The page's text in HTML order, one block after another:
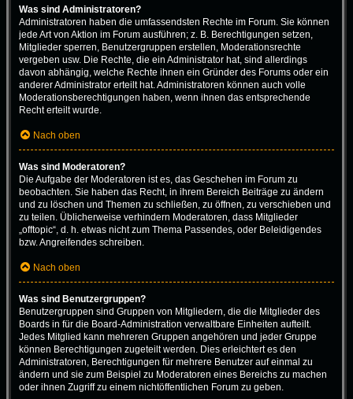
Was sind Administratoren?
Administratoren haben die umfassendsten Rechte im Forum. Sie können
jede Art von Aktion im Forum ausführen; z. B. Berechtigungen setzen,
Mitglieder sperren, Benutzergruppen erstellen, Moderationsrechte
vergeben usw. Die Rechte, die ein Administrator hat, sind allerdings
davon abhängig, welche Rechte ihnen ein Gründer des Forums oder ein
anderer Administrator erteilt hat. Administratoren können auch volle
Moderationsberechtigungen haben, wenn ihnen das entsprechende
Recht erteilt wurde.
Nach oben
Was sind Moderatoren?
Die Aufgabe der Moderatoren ist es, das Geschehen im Forum zu
beobachten. Sie haben das Recht, in ihrem Bereich Beiträge zu ändern
und zu löschen und Themen zu schließen, zu öffnen, zu verschieben und
zu teilen. Üblicherweise verhindern Moderatoren, dass Mitglieder
„offtopic“, d. h. etwas nicht zum Thema Passendes, oder Beleidigendes
bzw. Angreifendes schreiben.
Nach oben
Was sind Benutzergruppen?
Benutzergruppen sind Gruppen von Mitgliedern, die die Mitglieder des
Boards in für die Board-Administration verwaltbare Einheiten aufteilt.
Jedes Mitglied kann mehreren Gruppen angehören und jeder Gruppe
können Berechtigungen zugeteilt werden. Dies erleichtert es den
Administratoren, Berechtigungen für mehrere Benutzer auf einmal zu
ändern und sie zum Beispiel zu Moderatoren eines Bereichs zu machen
oder ihnen Zugriff zu einem nichtöffentlichen Forum zu geben.